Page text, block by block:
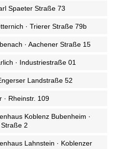
Spaeter Straße 73
· Trierer Straße 79b
· Aachener Straße 15
· Industriestraße 01
Landstraße 52
· Rheinstr. 109
Koblenz Bubenheim ·
2
Lahnstein · Koblenzer